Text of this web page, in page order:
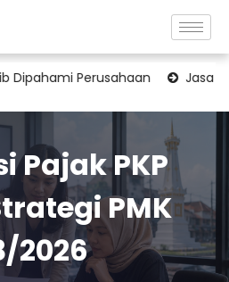
Jasa Konsultan
Pajak PKP
PMK
2026